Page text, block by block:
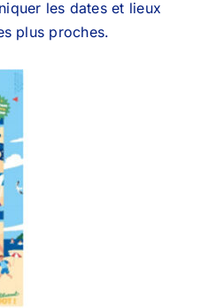
les dates et lieux
plus proches.